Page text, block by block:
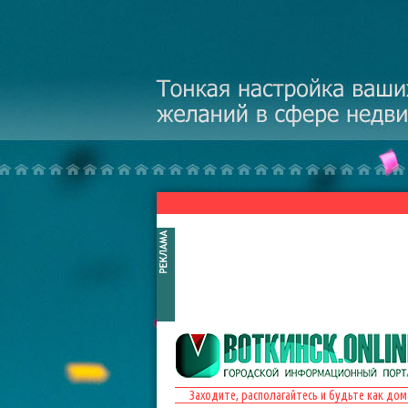
Заходите, располагайтесь и будьте как